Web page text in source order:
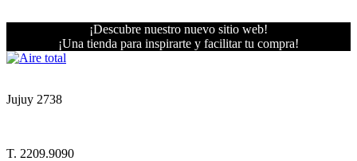
¡Descubre nuestro nuevo sitio web!
¡Una tienda para inspirarte y facilitar tu compra!
Jujuy 2738
T. 2209.9090